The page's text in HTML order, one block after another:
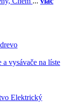
a vysávače na líste
Elektrický